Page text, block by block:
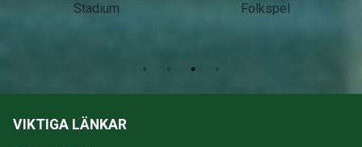
Stadium Folkspel
VIKTIGA LÄNKAR